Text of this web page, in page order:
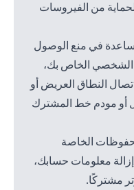
من الفيروسات
في منع الوصول
الشخصي الخاص بك،
النطاق العريض أو
أو مودم خط المشترك
الخاصة
معلومات حسابك،
مشتركًا.